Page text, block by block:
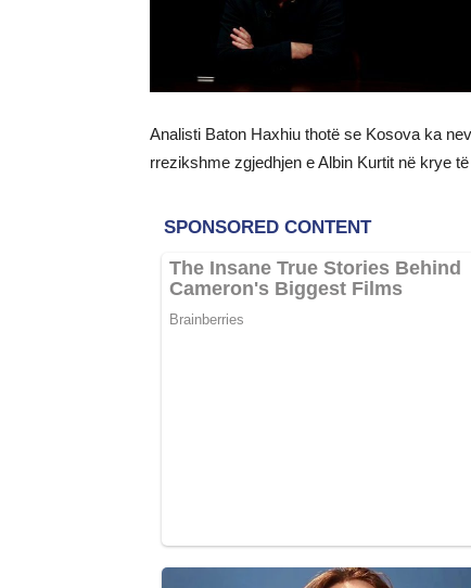
Analisti Baton Haxhiu thotë se Kosova ka
rrezikshme zgjedhjen e Albin Kurtit në krye